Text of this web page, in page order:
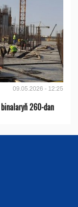
09.05.2026 - 12:25
260-dan